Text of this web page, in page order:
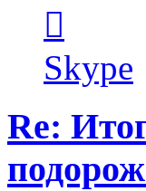
пользователя
Kirilliq
Skype
Re: